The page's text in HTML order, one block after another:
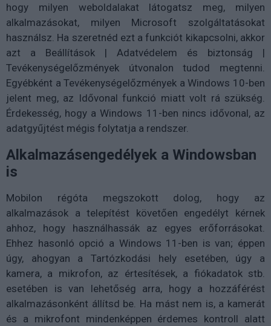
hogy milyen weboldalakat látogatsz meg, milyen
alkalmazásokat, milyen Microsoft szolgáltatásokat
használsz. Ha szeretnéd ezt a funkciót kikapcsolni, akkor
azt a Beállítások | Adatvédelem és biztonság |
Tevékenységelőzmények útvonalon tudod megtenni.
Egyébként a Tevékenységelőzmények a Windows 10-ben
jelent meg, az Idővonal funkció miatt volt rá szükség.
Érdekesség, hogy a Windows 11-ben nincs idővonal, az
adatgyűjtést mégis folytatja a rendszer.
Alkalmazásengedélyek a Windowsban
is
Mobilon régóta megszokott dolog, hogy az
alkalmazások a telepítést követően engedélyt kérnek
ahhoz, hogy használhassák az egyes erőforrásokat.
Ehhez hasonló opció a Windows 11-ben is van; éppen
úgy, ahogyan a Tartózkodási hely esetében, úgy a
kamera, a mikrofon, az értesítések, a fiókadatok stb.
esetében is van lehetőség arra, hogy a hozzáférést
alkalmazásonként állítsd be. Ha mást nem is, a kamerát
és a mikrofont mindenképpen érdemes kontroll alatt